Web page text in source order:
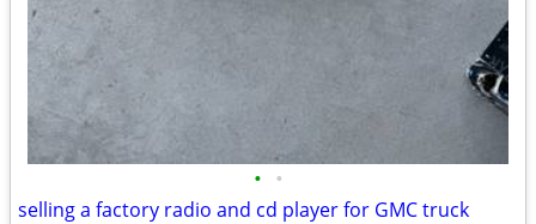
• •
selling a factory radio and cd player for GMC truck